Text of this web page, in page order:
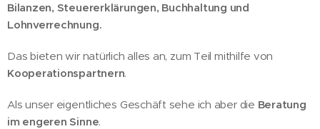
Bilanzen, Steuererklärungen, Buchhaltung und
Lohnverrechnung.
Das bieten wir natürlich alles an, zum Teil mithilfe von
Kooperationspartnern.
Als unser eigentliches Geschäft sehe ich aber die Beratung
im engeren Sinne.